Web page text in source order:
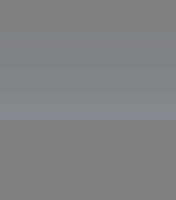
principalele obiective
vizitate și de cei care au
cetate, ori nu se pot urca
urcați-vă neapărat, deoarece
proporțiile cetății vă oferă o
diferită de aproape, iar
tălpi nu poate fi redată de
Puteți afla cine erau